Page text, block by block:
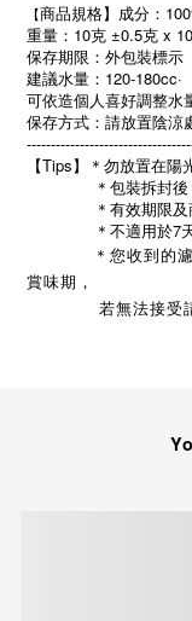
【商品規格】成分：
重量：10克 ±0.5克 x
保存期限： 外包裝標示
建議水量：120-180cc·
可依造個人喜好調整水
保存方式：請放置陰涼
【Tips】＊勿放置在陽
＊
＊
＊不適
＊ 您收到的
賞味期，
若無法接受請